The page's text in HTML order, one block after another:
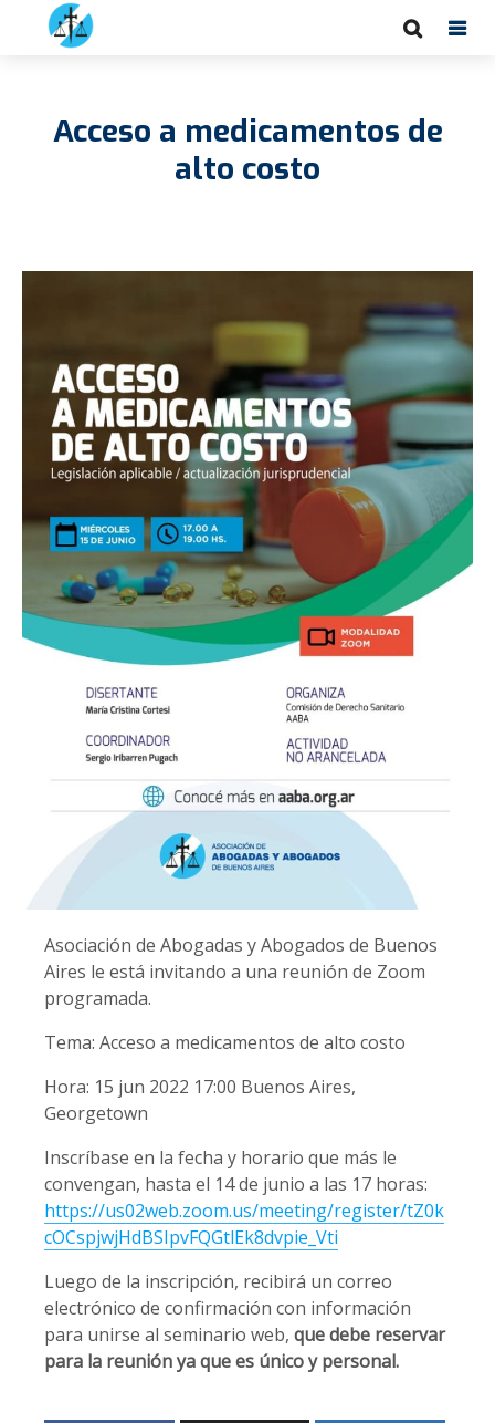
Acceso a medicamentos de
alto costo
Asociación de Abogadas y Abogados de Buenos
Aires le está invitando a una reunión de Zoom
programada.
Tema: Acceso a medicamentos de alto costo
Hora: 15 jun 2022 17:00 Buenos Aires,
Georgetown
Inscríbase en la fecha y horario que más le
convengan, hasta el 14 de junio a las 17 horas:
https://us02web.zoom.us/meeting/register/tZ0k
cOCspjwjHdBSIpvFQGtlEk8dvpie_Vti
Luego de la inscripción, recibirá un correo
electrónico de confirmación con información
para unirse al seminario web, que debe reservar
para la reunión ya que es único y personal.